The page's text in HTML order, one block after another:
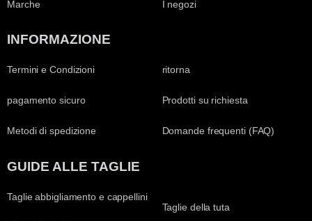
Marche I negozi
INFORMAZIONE
Termini e Condizioni
pagamento sicuro
Metodi di spedizione
ritorna
Prodotti su richiesta
Domande frequenti (FAQ)
GUIDE ALLE TAGLIE
Taglie abbigliamento e cappellini
Taglie della tuta